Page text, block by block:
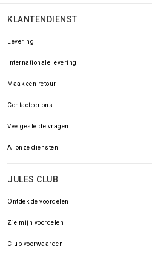
KLANTENDIENST
Levering
Internationale levering
Maak een retour
Contacteer ons
Veelgestelde vragen
Al onze diensten
JULES CLUB
Ontdek de voordelen
Zie mijn voordelen
Club voorwaarden